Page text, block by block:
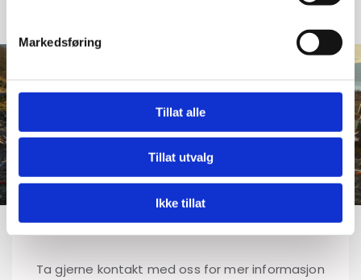
Markedsføring
Tillat alle
Tillat utvalg
Ikke tillat
Kontakt oss for mer
informasjon
Ta gjerne kontakt med oss for mer informasjon